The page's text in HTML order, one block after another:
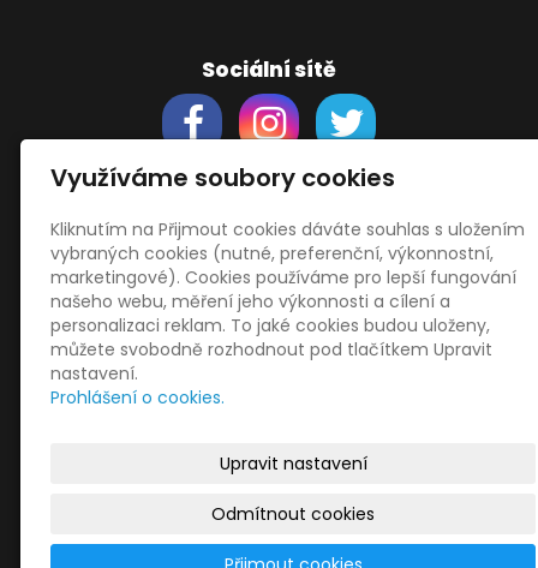
Sociální sítě
Support
Obchodní podmínky
Zásady zpracování osobních údajů
Obrázky použityvecteezy.com
adepositphotos.com
OneDrive
HopToDesk
© 2026Libor Jiránek DE BUREAU|Mapa webu
Využíváme soubory cookies
Kliknutím na Přijmout cookies dáváte souhlas s uložením
vybraných cookies (nutné, preferenční, výkonnostní,
marketingové). Cookies používáme pro lepší fungování
našeho webu, měření jeho výkonnosti a cílení a
personalizaci reklam. To jaké cookies budou uloženy,
můžete svobodně rozhodnout pod tlačítkem Upravit
nastavení.
Prohlášení o cookies.
Upravit nastavení
Odmítnout cookies